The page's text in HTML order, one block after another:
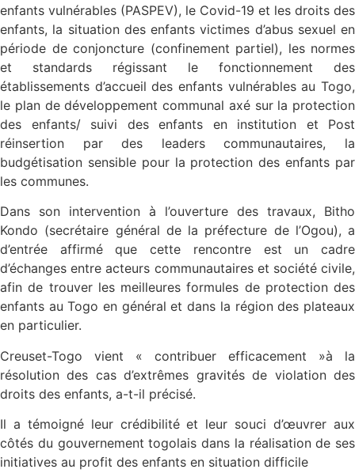
enfants vulnérables (PASPEV), le Covid-19 et les droits des
enfants, la situation des enfants victimes d’abus sexuel en
période de conjoncture (confinement partiel), les normes
et standards régissant le fonctionnement des
établissements d’accueil des enfants vulnérables au Togo,
le plan de développement communal axé sur la protection
des enfants/ suivi des enfants en institution et Post
réinsertion par des leaders communautaires, la
budgétisation sensible pour la protection des enfants par
les communes.
Dans son intervention à l’ouverture des travaux, Bitho
Kondo (secrétaire général de la préfecture de l’Ogou), a
d’entrée affirmé que cette rencontre est un cadre
d’échanges entre acteurs communautaires et société civile,
afin de trouver les meilleures formules de protection des
enfants au Togo en général et dans la région des plateaux
en particulier.
Creuset-Togo vient « contribuer efficacement »à la
résolution des cas d’extrêmes gravités de violation des
droits des enfants, a-t-il précisé.
Il a témoigné leur crédibilité et leur souci d’œuvrer aux
côtés du gouvernement togolais dans la réalisation de ses
initiatives au profit des enfants en situation difficile